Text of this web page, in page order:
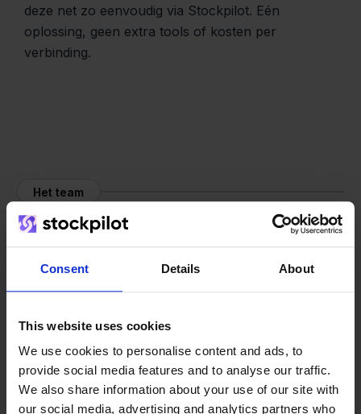
Consent Details About
This website uses cookies
We use cookies to personalise content and ads, to
provide social media features and to analyse our traffic.
We also share information about your use of our site with
our social media, advertising and analytics partners who
deze net zo eenvoudig via Stockpilot. Eén
oplossing, geen extra tools of kosten per
verbinding.
Het team